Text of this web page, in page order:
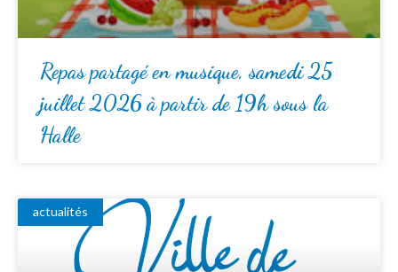
Repas partagé en musique, samedi 25
juillet 2026 à partir de 19h sous la
Halle
actualités